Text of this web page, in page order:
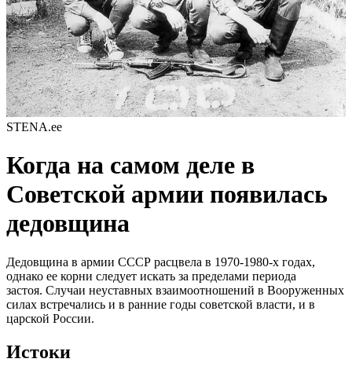
STENA.ee
Когда на самом деле в
Советской армии появилась
дедовщина
Дедовщина в армии СССР расцвела в 1970-1980-х годах,
однако ее корни следует искать за пределами периода
застоя. Случаи неуставных взаимоотношений в Вооруженных
силах встречались и в ранние годы советской власти, и в
царской России.
Истоки